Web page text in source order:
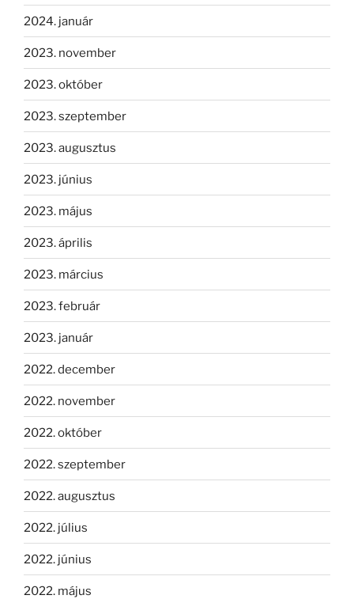
2024. január
2023. november
2023. október
2023. szeptember
2023. augusztus
2023. június
2023. május
2023. április
2023. március
2023. február
2023. január
2022. december
2022. november
2022. október
2022. szeptember
2022. augusztus
2022. július
2022. június
2022. május